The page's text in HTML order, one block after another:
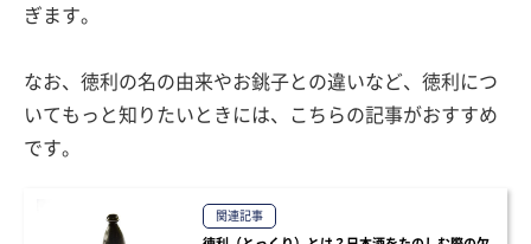
ぎます。
なお、徳利の名の由来やお銚子との違いなど、徳利につ
いてもっと知りたいときには、こちらの記事がおすすめ
です。
関連記事